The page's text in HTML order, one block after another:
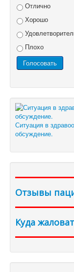
Отлично
Хорошо
Плохо
Ситуация в
обсуждение.
Отзывы
Куда